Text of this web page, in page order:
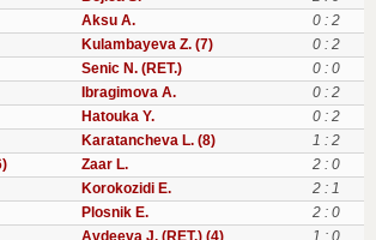
Aksu A.
0 : 2
Kulambayeva Z. (7)
0 : 2
Senic N. (RET.)
0 : 0
Ibragimova A.
0 : 2
Hatouka Y.
0 : 2
Karatancheva L. (8)
1 : 2
Zaar L.
2 : 0
Korokozidi E.
2 : 1
Plosnik E.
2 : 0
Avdeeva J. (RET.) (4) 1 : 0